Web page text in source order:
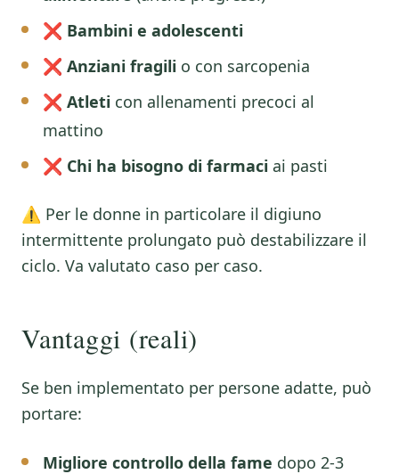
❌ Bambini e adolescenti
❌ Anziani fragili o con sarcopenia
❌ Atleti con allenamenti precoci al
mattino
❌ Chi ha bisogno di farmaci ai pasti
⚠️ Per le donne in particolare il digiuno
intermittente prolungato può destabilizzare il
ciclo. Va valutato caso per caso.
Vantaggi (reali)
Se ben implementato per persone adatte, può
portare:
Migliore controllo della fame dopo 2-3